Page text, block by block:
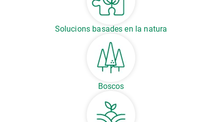
Solucions basades en la natura
Boscos